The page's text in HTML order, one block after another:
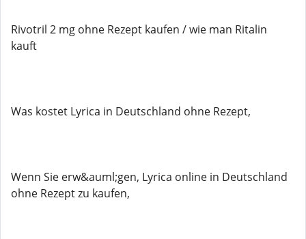
Rivotril 2 mg ohne Rezept kaufen / wie man Ritalin
kauft
Was kostet Lyrica in Deutschland ohne Rezept,
Wenn Sie erw&auml;gen, Lyrica online in Deutschland
ohne Rezept zu kaufen,